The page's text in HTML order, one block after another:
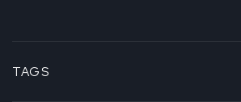
TAGS